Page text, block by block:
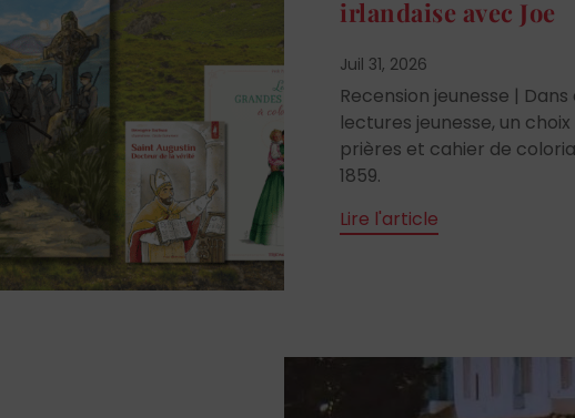
irlandaise avec Joe
Juil 31, 2026
Recension jeunesse |
lectures jeunesse, un
prières et cahier de
1859.
Lire l'article